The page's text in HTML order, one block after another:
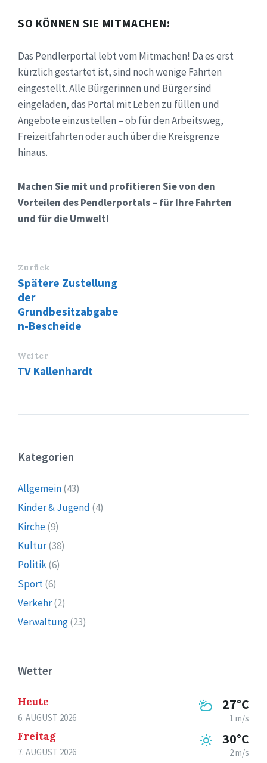
SO KÖNNEN SIE MITMACHEN:
Das Pendlerportal lebt vom Mitmachen! Da es erst
kürzlich gestartet ist, sind noch wenige Fahrten
eingestellt. Alle Bürgerinnen und Bürger sind
eingeladen, das Portal mit Leben zu füllen und
Angebote einzustellen – ob für den Arbeitsweg,
Freizeitfahrten oder auch über die Kreisgrenze
hinaus.
Machen Sie mit und profitieren Sie von den
Vorteilen des Pendlerportals – für Ihre Fahrten
und für die Umwelt!
Zurück
Spätere Zustellung
der
Grundbesitzabgabe
n-Bescheide
Weiter
TV Kallenhardt
Kategorien
Allgemein(43)
Kinder & Jugend (4)
Kirche(9)
Kultur(38)
Politik(6)
Sport(6)
Verkehr(2)
Verwaltung(23)
Wetter
Heute
6. AUGUST 2026
27°C
1 m/s
Freitag
7. AUGUST 2026
30°C
2 m/s